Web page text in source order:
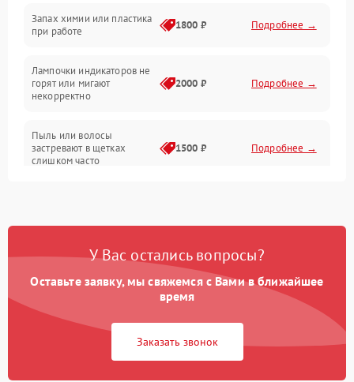
Батарея
Программные сбои
Запах химии или пластика
при работе
1800 ₽ Подробнее →
Лампочки индикаторов не
горят или мигают
некорректно
2000 ₽ Подробнее →
Пыль или волосы
застревают в щетках
слишком часто
1500 ₽ Подробнее →
У Вас остались вопросы?
Оставьте заявку, мы свяжемся с Вами в ближайшее
время
Заказать звонок